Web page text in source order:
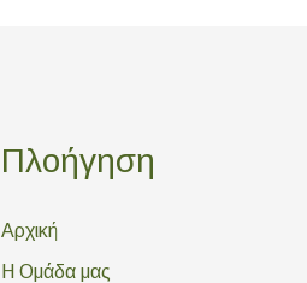
Πλοήγηση
Αρχική
Η Ομάδα μας